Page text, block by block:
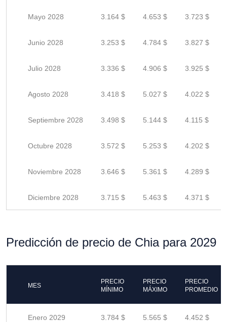
Mayo 2028 3.164 $ 4.653 $ 3.723 $
Junio 2028 3.253 $ 4.784 $ 3.827 $
Julio 2028 3.336 $ 4.906 $ 3.925 $
Agosto 2028 3.418 $ 5.027 $ 4.022 $
Septiembre 2028 3.498 $ 5.144 $ 4.115 $
Octubre 2028 3.572 $ 5.253 $ 4.202 $
Noviembre 2028 3.646 $ 5.361 $ 4.289 $
Diciembre 2028 3.715 $ 5.463 $ 4.371 $
Predicción de precio de Chia para 2029
MES
PRECIO
MÍNIMO
PRECIO
MÁXIMO
PRECIO
PROMEDIO
Enero 2029 3.784 $ 5.565 $ 4.452 $